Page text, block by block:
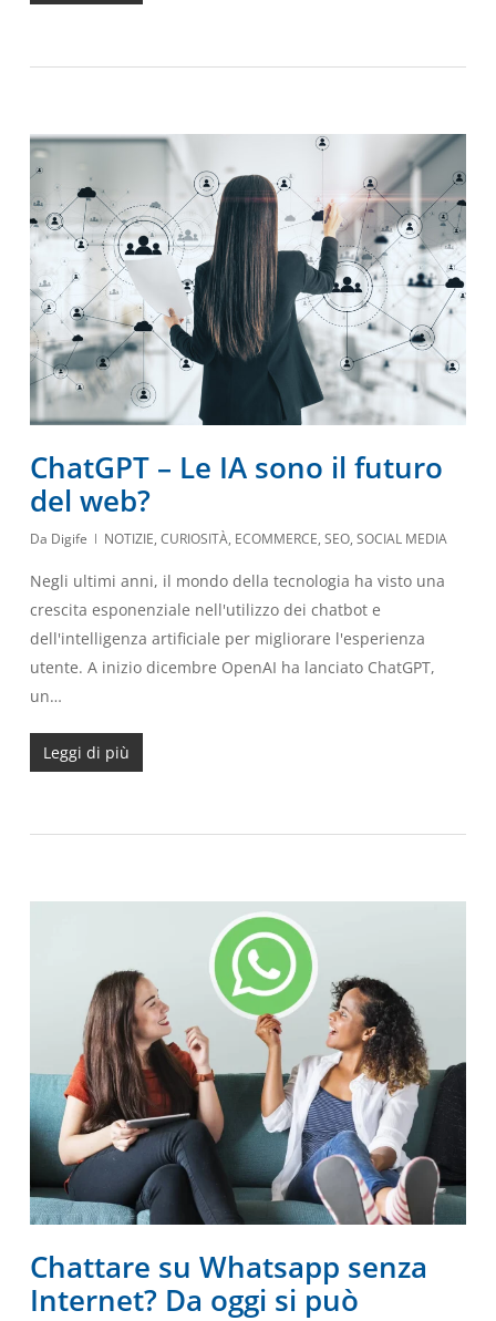
ChatGPT – Le IA sono il futuro
del web?
Da Digife NOTIZIE, CURIOSITÀ, ECOMMERCE, SEO, SOCIAL MEDIA
Negli ultimi anni, il mondo della tecnologia ha visto una
crescita esponenziale nell'utilizzo dei chatbot e
dell'intelligenza artificiale per migliorare l'esperienza
utente. A inizio dicembre OpenAI ha lanciato ChatGPT,
un…
Leggi di più
Chattare su Whatsapp senza
Internet? Da oggi si può